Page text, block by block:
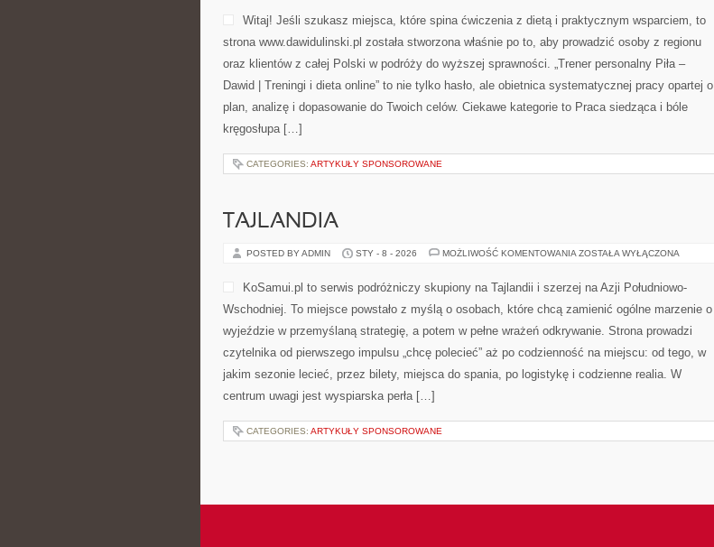
(BEZ
SPRZĘTU
Z
OPOROWYMI)
Witaj! Jeśli szukasz miejsca, które spina ćwiczenia z dietą i praktycznym wsparciem, to
strona www.dawidulinski.pl została stworzona właśnie po to, aby prowadzić osoby z regionu
oraz klientów z całej Polski w podróży do wyższej sprawności. „Trener personalny Piła –
Dawid | Treningi i dieta online” to nie tylko hasło, ale obietnica systematycznej pracy opartej o
plan, analizę i dopasowanie do Twoich celów. Ciekawe kategorie to Praca siedząca i bóle
kręgosłupa […]
CATEGORIES: ARTYKUŁY SPONSOROWANE
TAJLANDIA
POSTED BY ADMIN STY - 8 - 2026 MOŻLIWOŚĆ KOMENTOWANIA TAJLANDIA
ZOSTAŁA WYŁĄCZONA
KoSamui.pl to serwis podróżniczy skupiony na Tajlandii i szerzej na Azji Południowo-
Wschodniej. To miejsce powstało z myślą o osobach, które chcą zamienić ogólne marzenie o
wyjeździe w przemyślaną strategię, a potem w pełne wrażeń odkrywanie. Strona prowadzi
czytelnika od pierwszego impulsu „chcę polecieć” aż po codzienność na miejscu: od tego, w
jakim sezonie lecieć, przez bilety, miejsca do spania, po logistykę i codzienne realia. W
centrum uwagi jest wyspiarska perła […]
CATEGORIES: ARTYKUŁY SPONSOROWANE